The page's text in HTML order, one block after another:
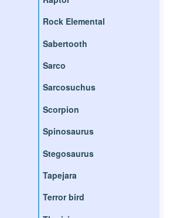
Rock Elemental
Sabertooth
Sarco
Sarcosuchus
Scorpion
Spinosaurus
Stegosaurus
Tapejara
Terror bird